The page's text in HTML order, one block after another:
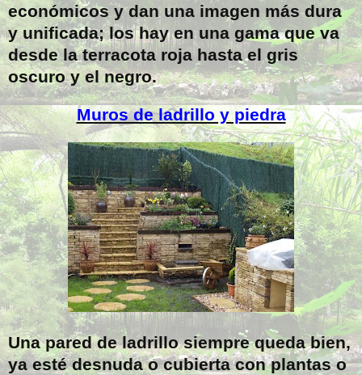
económicos y dan una imagen más dura
y unificada; los hay en una gama que va
desde la terracota roja hasta el gris
oscuro y el negro.
Muros de ladrillo y piedra
Una pared de ladrillo siempre queda bien,
ya esté desnuda o cubierta con plantas o